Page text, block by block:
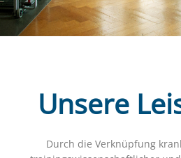
Unsere
Durch die Verknüpfung